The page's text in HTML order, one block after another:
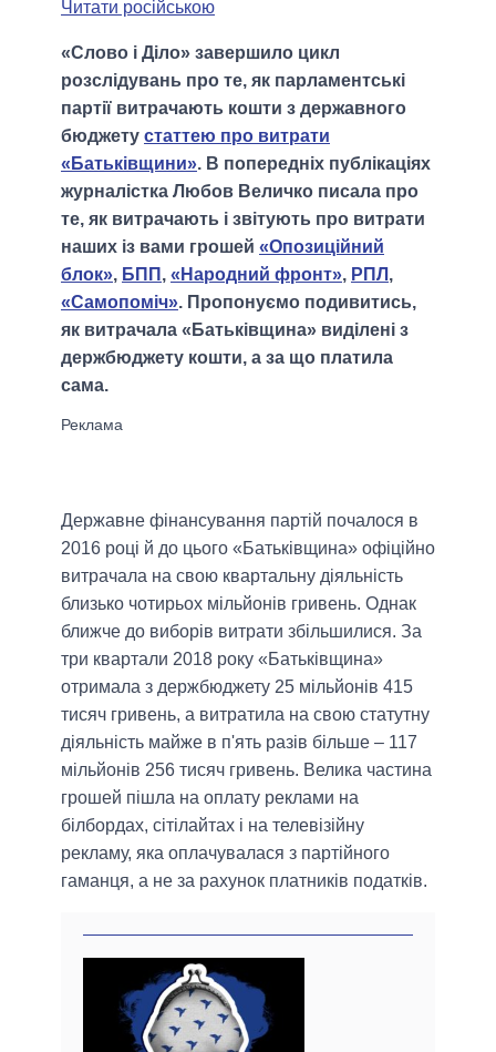
Читати російською
«Слово і Діло» завершило цикл
розслідувань про те, як парламентські
партії витрачають кошти з державного
бюджету статтею про витрати
«Батьківщини». В попередніх публікаціях
журналістка Любов Величко писала про
те, як витрачають і звітують про витрати
наших із вами грошей «Опозиційний
блок», БПП , «Народний фронт», РПЛ ,
«Самопоміч». Пропонуємо подивитись,
як витрачала «Батьківщина» виділені з
держбюджету кошти, а за що платила
сама.
Державне фінансування партій почалося в
2016 році й до цього «Батьківщина» офіційно
витрачала на свою квартальну діяльність
близько чотирьох мільйонів гривень. Однак
ближче до виборів витрати збільшилися. За
три квартали 2018 року «Батьківщина»
отримала з держбюджету 25 мільйонів 415
тисяч гривень, а витратила на свою статутну
діяльність майже в п'ять разів більше – 117
мільйонів 256 тисяч гривень. Велика частина
грошей пішла на оплату реклами на
білбордах, сітілайтах і на телевізійну
рекламу, яка оплачувалася з партійного
гаманця, а не за рахунок платників податків.